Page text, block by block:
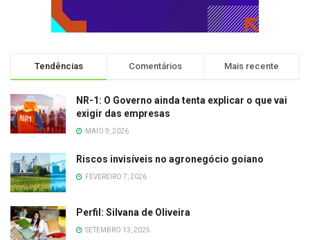
Tendências Comentários Mais recente
NR-1: O Governo ainda tenta explicar o que vai
exigir das empresas
MAIO 9, 2026
Riscos invisíveis no agronegócio goiano
FEVEREIRO 7, 2026
Perfil: Silvana de Oliveira
SETEMBRO 13, 2025